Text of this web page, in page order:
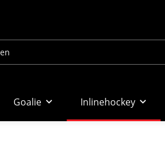
Goalie Inlinehockey